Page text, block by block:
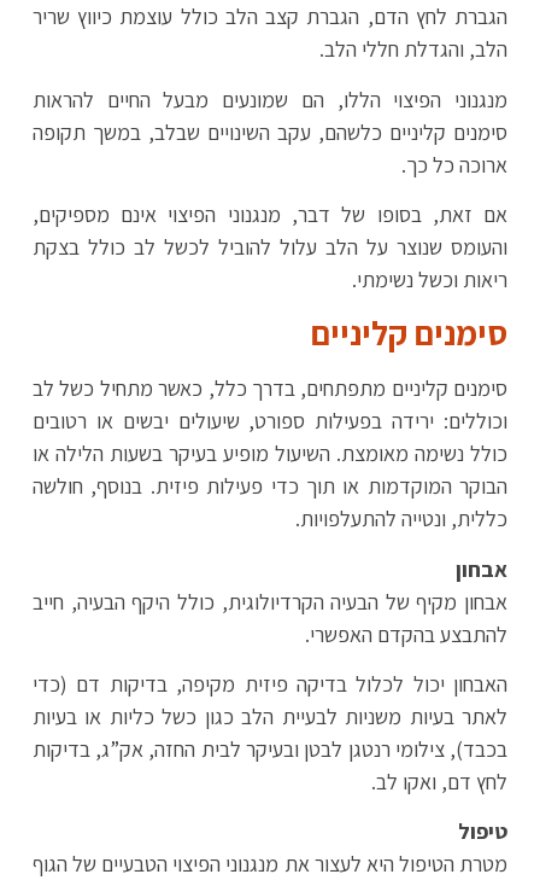
הגברת לחץ הדם, הגברת קצב הלב כולל עוצמת כיווץ שריר
הלב, והגדלת חללי הלב.
מנגנוני הפיצוי הללו, הם שמונעים מבעל החיים להראות
סימנים קליניים כלשהם, עקב השינויים שבלב, במשך תקופה
ארוכה כל כך.
אם זאת, בסופו של דבר, מנגנוני הפיצוי אינם מספיקים,
והעומס שנוצר על הלב עלול להוביל לכשל לב כולל בצקת
ריאות וכשל נשימתי.
סימנים קליניים
סימנים קליניים מתפתחים, בדרך כלל, כאשר מתחיל כשל לב
וכוללים: ירידה בפעילות ספורט, שיעולים יבשים או רטובים
כולל נשימה מאומצת. השיעול מופיע בעיקר בשעות הלילה או
הבוקר המוקדמות או תוך כדי פעילות פיזית. בנוסף, חולשה
כללית, ונטייה להתעלפויות.
אבחון
אבחון מקיף של הבעיה הקרדיולוגית, כולל היקף הבעיה, חייב
להתבצע בהקדם האפשרי.
האבחון יכול לכלול בדיקה פיזית מקיפה, בדיקות דם (כדי
לאתר בעיות משניות לבעיית הלב כגון כשל כליות או בעיות
בכבד), צילומי רנטגן לבטן ובעיקר לבית החזה, אק”ג, בדיקות
לחץ דם, ואקו לב.
טיפול
מטרת הטיפול היא לעצור את מנגנוני הפיצוי הטבעיים של הגוף